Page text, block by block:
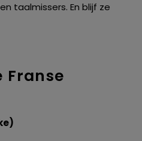
taalmissers. En blijf ze
Franse